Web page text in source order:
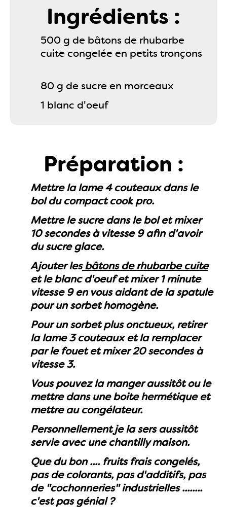
Ingrédients :
500 g de bâtons de rhubarbe
cuite congelée en petits tronçons
80 g de sucre en morceaux
1 blanc d'oeuf
Préparation :
Mettre la lame 4 couteaux dans le
bol du compact cook pro.
Mettre le sucre dans le bol et mixer
10 secondes à vitesse 9 afin d'avoir
du sucre glace.
Ajouter lesbâtons de rhubarbe cuite
et le blanc d'oeuf et mixer 1 minute
vitesse 9 en vous aidant de la spatule
pour un sorbet homogène.
Pour un sorbet plus onctueux, retirer
la lame 3 couteaux et la remplacer
par le fouet et mixer 20 secondes à
vitesse 3.
Vous pouvez la manger aussitôt ou le
mettre dans une boite hermétique et
mettre au congélateur.
Personnellement je la sers aussitôt
servie avec une chantilly maison.
Que du bon .... fruits frais congelés,
pas de colorants, pas d'additifs, pas
de "cochonneries" industrielles ........
c'est pas génial ?